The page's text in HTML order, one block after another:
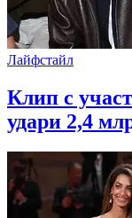
Лайфстайл
Клип с
удари 2,4